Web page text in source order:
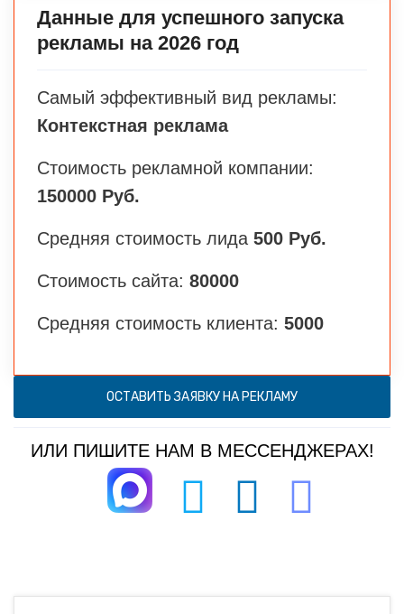
Данные для успешного запуска
рекламы на 2026 год
Самый эффективный вид рекламы:
Контекстная реклама
Стоимость рекламной компании:
150000 Руб.
Средняя стоимость лида 500 Руб.
Стоимость сайта: 80000
Средняя стоимость клиента: 5000
ОСТАВИТЬ ЗАЯВКУ НА РЕКЛАМУ
ИЛИ ПИШИТЕ НАМ В МЕССЕНДЖЕРАХ!